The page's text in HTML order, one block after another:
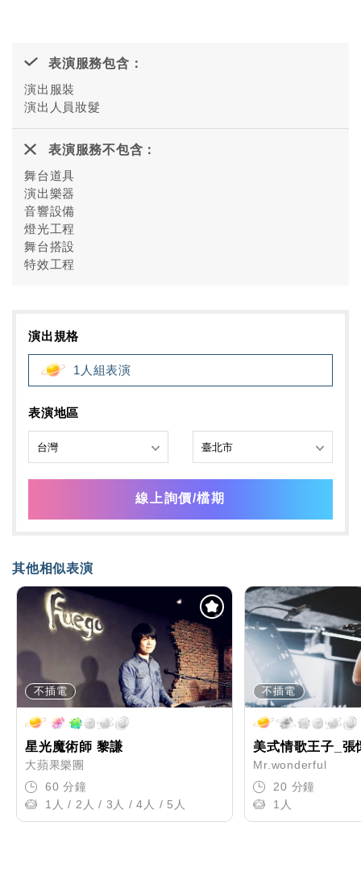
表演服務包含：
演出服裝
演出人員妝髮
表演服務不包含：
舞台道具
演出樂器
音響設備
燈光工程
舞台搭設
特效工程
演出規格
1人組表演
表演地區
線上詢價/檔期
其他相似表演
不插電
星光魔術師 黎謙
大蘋果樂團
60 分鐘
1人 / 2人 / 3人 / 4人 / 5人
不插電
美式情歌王子_張
Mr.wonderful
20 分鐘
1人